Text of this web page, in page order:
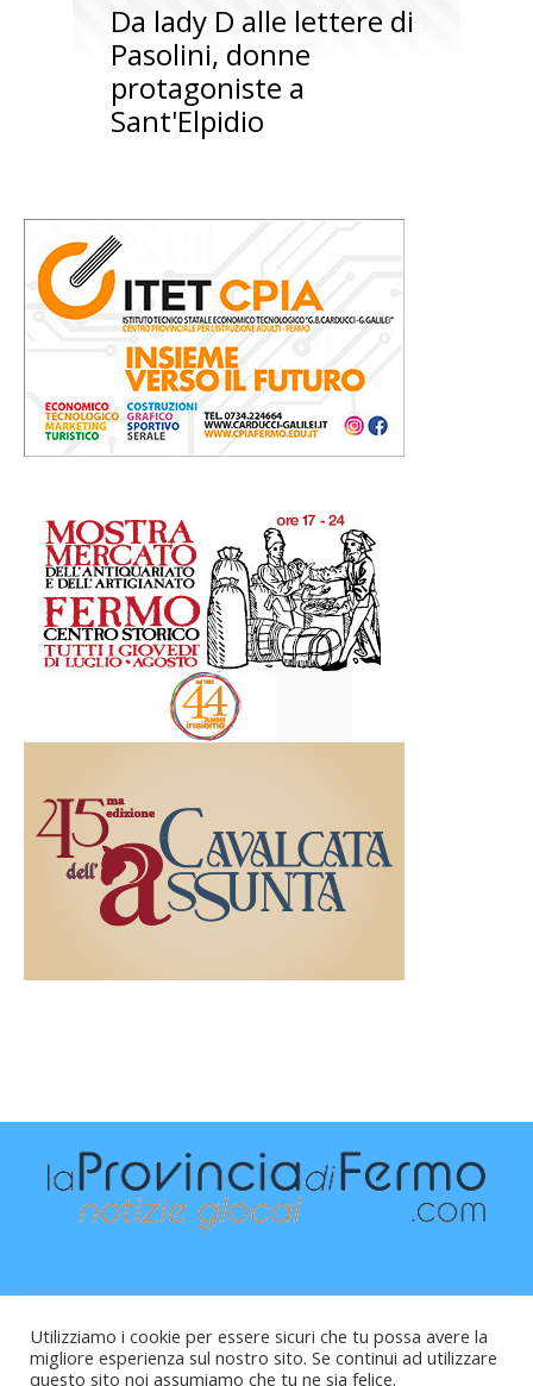
Da lady D alle lettere di
Pasolini, donne
protagoniste a
Sant'Elpidio
Utilizziamo i cookie per essere sicuri che tu possa avere la
migliore esperienza sul nostro sito. Se continui ad utilizzare
questo sito noi assumiamo che tu ne sia felice.